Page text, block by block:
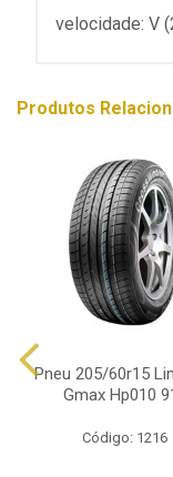
velocidade: V
Produtos
Pneu 205/60r15
Gmax Hp010
Código: 1216